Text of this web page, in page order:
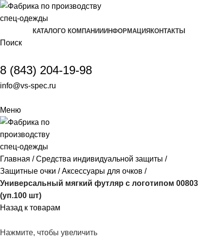
КАТАЛОГО КОМПАНИИ ИНФОРМАЦИЯ КОНТАКТЫ
Поиск
8 (843) 204-19-98
info@vs-spec.ru
Меню
Главная
Средства индивидуальной защиты
Защитные очки
Аксессуары для очков
Универсальный мягкий футляр с логотипом 00803
(уп.100 шт)
Назад к товарам
Нажмите, чтобы увеличить